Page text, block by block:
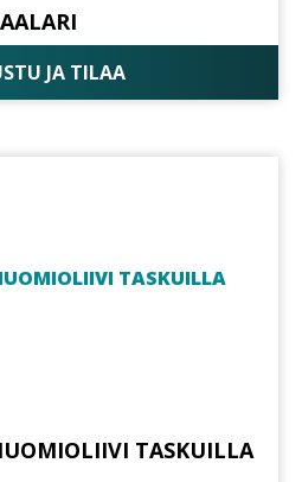
JA TILAA
TASKUILLA